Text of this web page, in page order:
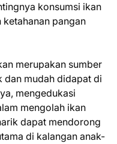
konsumsi ikan
ketahanan pangan
merupakan sumber
dan mudah didapat di
mengedukasi
mengolah ikan
dapat mendorong
di kalangan anak-